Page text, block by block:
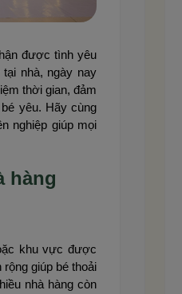
được tình yêu
nhà, ngày nay
thời gian, đảm
yêu. Hãy cùng
nghiệp giúp mọi
hàng
khu vực được
giúp bé thoải
nhà hàng còn